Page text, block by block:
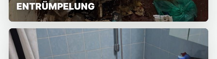
ENTRÜMPELUNG